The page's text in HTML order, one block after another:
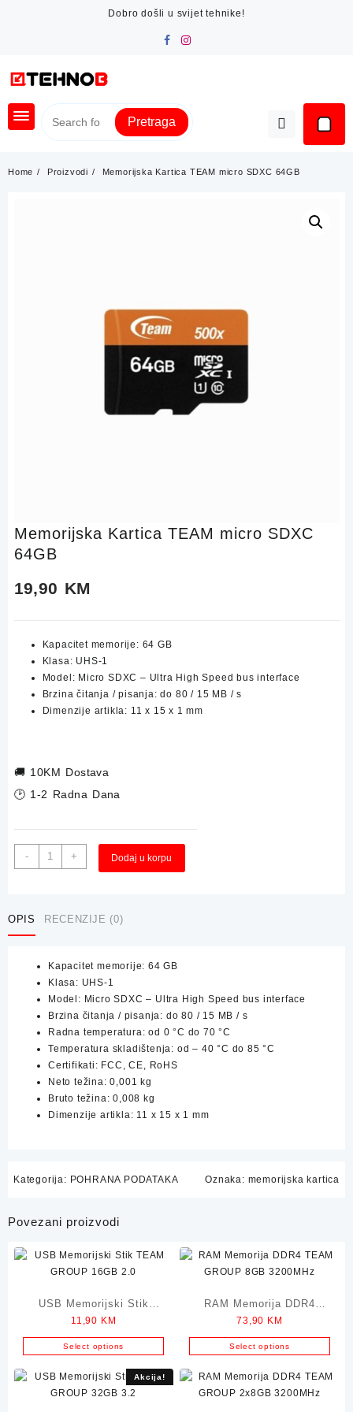
Dobro došli u svijet tehnike!
Pretraga
Home Proizvodi Memorijska Kartica TEAM micro SDXC 64GB
Memorijska Kartica TEAM micro SDXC
64GB
19,90 KM
Kapacitet memorije: 64 GB
Klasa: UHS-1
Model: Micro SDXC – Ultra High Speed bus interface
Brzina čitanja / pisanja: do 80 / 15 MB / s
Dimenzije artikla: 11 x 15 x 1 mm
🚚 10KM Dostava
🕑 1-2 Radna Dana
-
Memorijska
Kartica
SDXC
+ Dodaj u korpu
OPIS RECENZIJE (0)
Kapacitet memorije: 64 GB
Klasa: UHS-1
Model: Micro SDXC – Ultra High Speed bus interface
Brzina čitanja / pisanja: do 80 / 15 MB / s
Radna temperatura: od 0 °C do 70 °C
Temperatura skladištenja: od – 40 °C do 85 °C
Certifikati: FCC, CE, RoHS
Neto težina: 0,001 kg
Bruto težina: 0,008 kg
Dimenzije artikla: 11 x 15 x 1 mm
Kategorija: POHRANA PODATAKA Oznaka: memorijska kartica
Povezani proizvodi
USB Memorijski Stik
TEAM GROUP 16GB 2.0
11,90 KM
Select options
RAM Memorija DDR4
TEAM GROUP 8GB
3200MHz
73,90 KM
Select options
Akcija!